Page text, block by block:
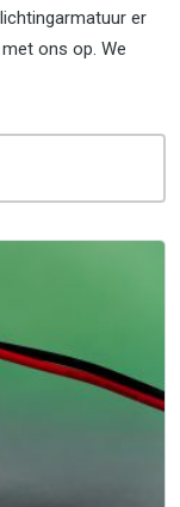
er
ons op. We